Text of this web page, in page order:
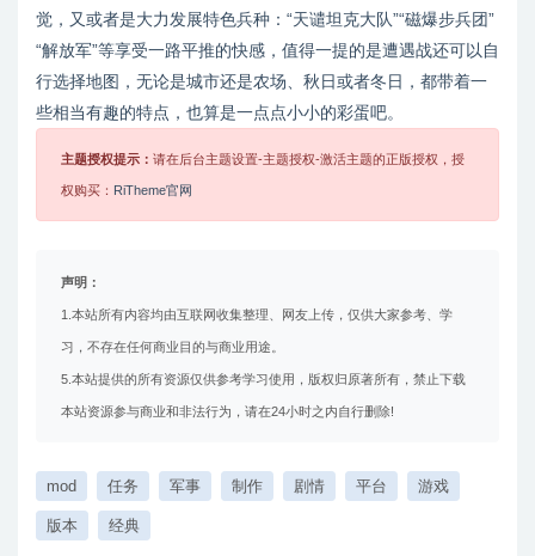
觉，又或者是大力发展特色兵种：“天谴坦克大队”“磁爆步兵团”
“解放军”等享受一路平推的快感，值得一提的是遭遇战还可以自
行选择地图，无论是城市还是农场、秋日或者冬日，都带着一
些相当有趣的特点，也算是一点点小小的彩蛋吧。
主题授权提示： 请在后台主题设置-主题授权-激活主题的正版授权，授
权购买： RiTheme官网
声明：
1.本站所有内容均由互联网收集整理、网友上传，仅供大家参考、学
习，不存在任何商业目的与商业用途。
5.本站提供的所有资源仅供参考学习使用，版权归原著所有，禁止下载
本站资源参与商业和非法行为，请在24小时之内自行删除!
mod 任务 军事 制作 剧情 平台 游戏
版本 经典